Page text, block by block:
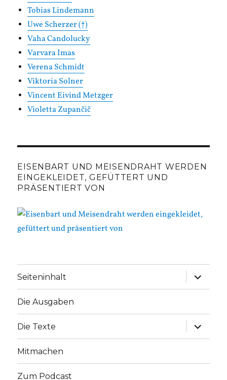
Tobias Lindemann
Uwe Scherzer (†)
Vaha Candolucky
Varvara Imas
Verena Schmidt
Viktoria Solner
Vincent Eivind Metzger
Violetta Zupančič
EISENBART UND MEISENDRAHT WERDEN
EINGEKLEIDET, GEFÜTTERT UND
PRÄSENTIERT VON
Seiteninhalt
Die Ausgaben
Die Texte
Mitmachen
Zum Podcast